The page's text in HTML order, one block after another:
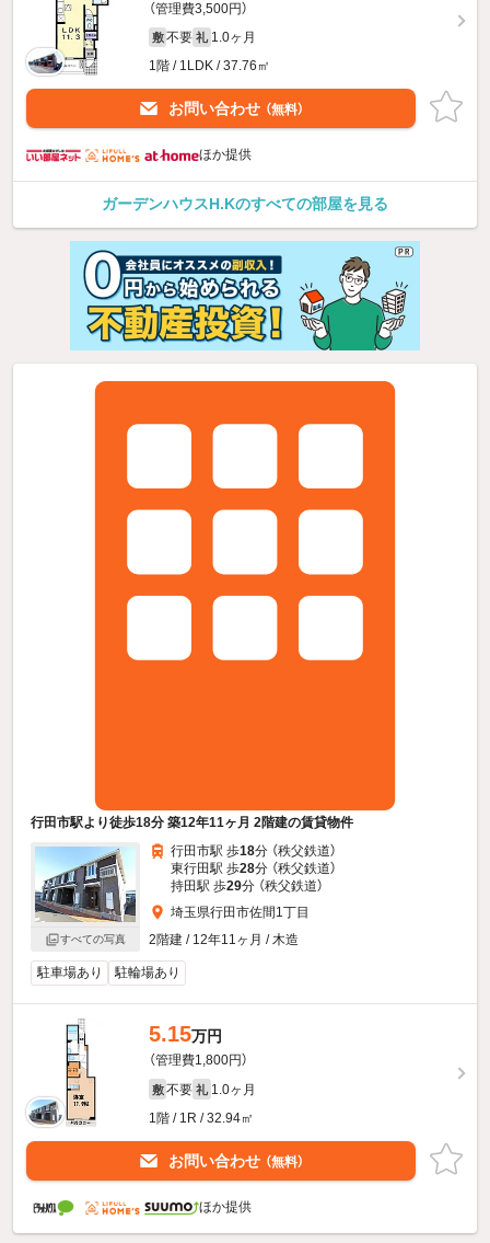
（管理費3,500円）
敷 不要 礼 1.0ヶ月
1階 / 1LDK / 37.76㎡
お問い合わせ （無料）
ほか提供
ガーデンハウスH.Kのすべての部屋を見る
行田市駅より徒歩18分 築12年11ヶ月 2階建の賃貸物件
すべての写真
行田市駅 歩18分 （秩父鉄道）
東行田駅 歩28分 （秩父鉄道）
持田駅 歩29分 （秩父鉄道）
埼玉県行田市佐間1丁目
2階建 / 12年11ヶ月 / 木造
駐車場あり 駐輪場あり
5.15万円
（管理費1,800円）
敷 不要 礼 1.0ヶ月
1階 / 1R / 32.94㎡
お問い合わせ （無料）
ほか提供